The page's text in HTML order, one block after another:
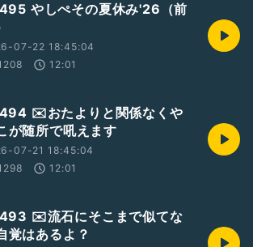
やしぺその夏休み'26（前
07-22 18:45:04
12:01
✉️おたよりと関係なくや
が随所で吼えます
07-21 18:45:04
12:01
✉️流石にそこまで似てな
覚はあるよ？